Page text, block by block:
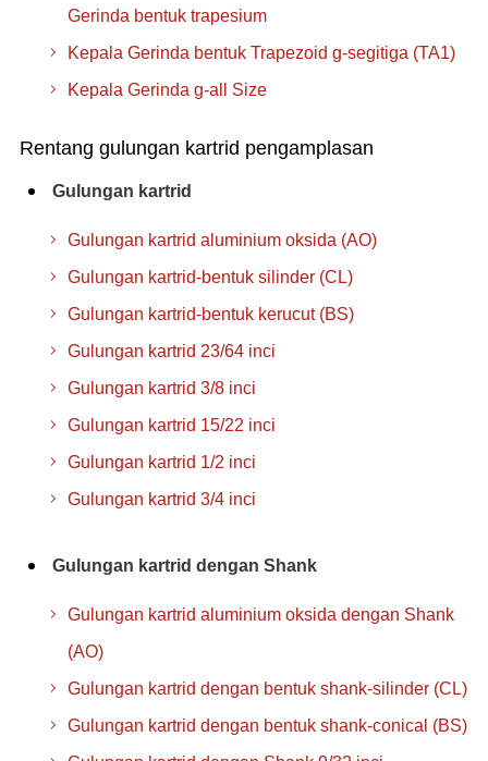
Gerinda bentuk trapesium
Kepala Gerinda bentuk Trapezoid g-segitiga (TA1)
Kepala Gerinda g-all Size
Rentang gulungan kartrid pengamplasan
Gulungan kartrid
Gulungan kartrid aluminium oksida (AO)
Gulungan kartrid-bentuk silinder (CL)
Gulungan kartrid-bentuk kerucut (BS)
Gulungan kartrid 23/64 inci
Gulungan kartrid 3/8 inci
Gulungan kartrid 15/22 inci
Gulungan kartrid 1/2 inci
Gulungan kartrid 3/4 inci
Gulungan kartrid dengan Shank
Gulungan kartrid aluminium oksida dengan Shank
(AO)
Gulungan kartrid dengan bentuk shank-silinder (CL)
Gulungan kartrid dengan bentuk shank-conical (BS)